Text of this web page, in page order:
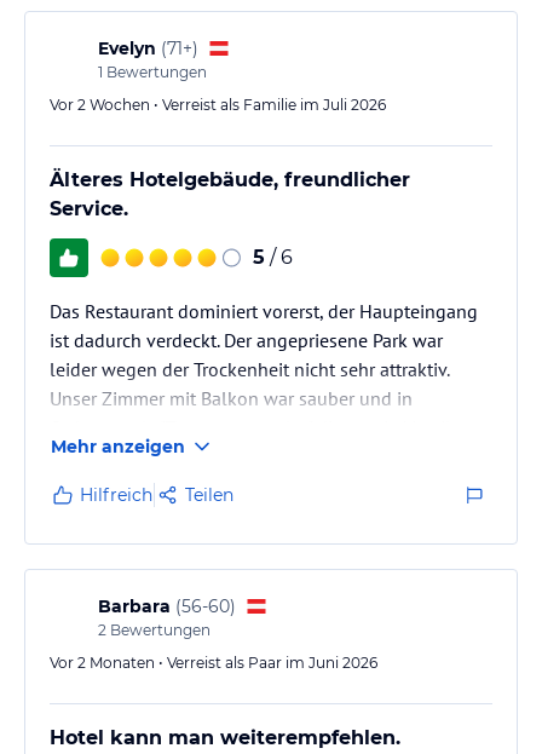
sonst soviel an Schönheit und Herzlichkeit, dass ich
Evelyn (71+)
1 Bewertungen
Vor 2 Wochen • Verreist als Familie im Juli 2026
Älteres Hotelgebäude, freundlicher
Service.
5 / 6
Das Restaurant dominiert vorerst, der Haupteingang
ist dadurch verdeckt. Der angepriesene Park war
leider wegen der Trockenheit nicht sehr attraktiv.
Unser Zimmer mit Balkon war sauber und in
Wir wurden freundlich bedient, insgesamt war das
Hotel für unseren Urlaub gut geeignet.
Mehr anzeigen
Hilfreich Teilen
Barbara (56-60)
2 Bewertungen
Vor 2 Monaten • Verreist als Paar im Juni 2026
Hotel kann man weiterempfehlen.